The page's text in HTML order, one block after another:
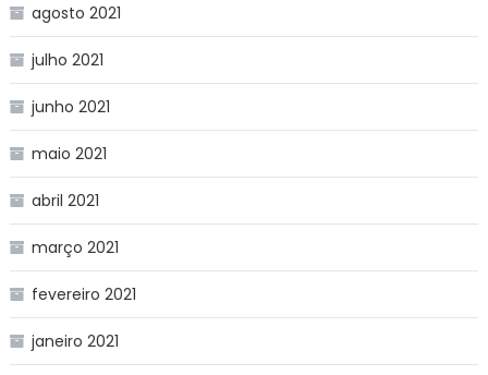
agosto 2021
julho 2021
junho 2021
maio 2021
abril 2021
março 2021
fevereiro 2021
janeiro 2021